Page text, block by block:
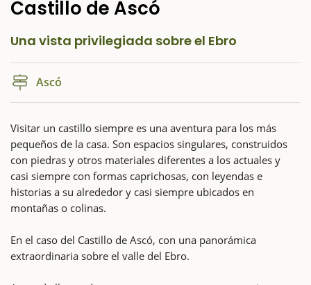
Castillo de Ascó
Una vista privilegiada sobre el Ebro
Ascó
Visitar un castillo siempre es una aventura para los más
pequeños de la casa. Son espacios singulares, construidos
con piedras y otros materiales diferentes a los actuales y
casi siempre con formas caprichosas, con leyendas e
historias a su alrededor y casi siempre ubicados en
montañas o colinas.
En el caso del Castillo de Ascó, con una panorámica
extraordinaria sobre el valle del Ebro.